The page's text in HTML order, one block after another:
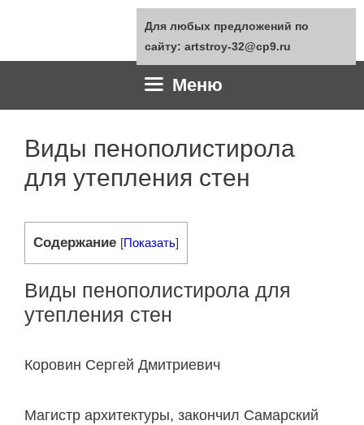
содержимому
Меню
Виды пенополистирола
для утепления стен
Содержание [Показать]
Виды пенополистирола для
утепления стен
Коровин Сергей Дмитриевич
Магистр архитектуры, закончил Самарский
Для любых предложений по
сайту: artstroy-32@cp9.ru